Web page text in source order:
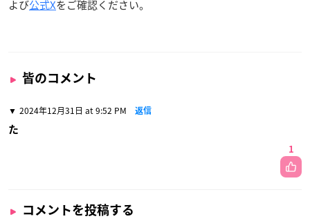
よび公式Xをご確認ください。
皆のコメント
2024年12月31日 at 9:52 PM 返信
た
1
コメントを投稿する